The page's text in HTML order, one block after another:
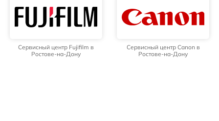
Сервисный центр Fujifilm в
Ростове-на-Дону
Сервисный центр Canon в
Ростове-на-Дону